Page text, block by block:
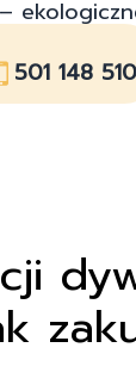
501 148 510